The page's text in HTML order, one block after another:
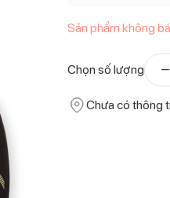
Sản phẩm không
Chọn số lượng
Chưa có thông